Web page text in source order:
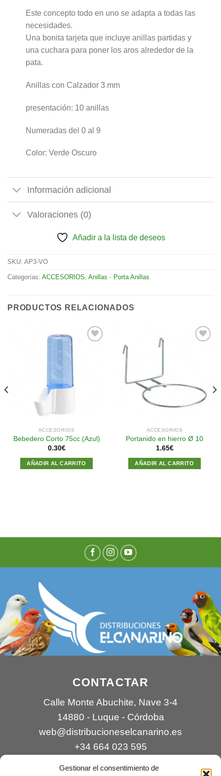
Gestionar el consentimiento de
Este concepto todo en uno se adapta a todas las
necesidades.
Una bonita tarjeta que incluye anillas partidas y
una cuchara para poner los aros alrededor de la
pata.
Anillas con Calzador 3 mm
presentación: 10 anillas
Numeradas del 0 al 9
Color: Verde Oscuro
Información adicional
Valoraciones (0)
Añadir a la lista de deseos
SKU: AP3-VO
Categorías: ACCESORIOS, Anillas · Porta Anillas
PRODUCTOS RELACIONADOS
ACCESORIOS
Bebedero Corto 75cc (Azul)
0.30€
AÑADIR AL CARRITO
deseos
ACCESORIOS
Portanido en hierro Ø 10
1.65€
AÑADIR AL CARRITO
CONTACTAR
Calle Monte Abuchite, Nave 3-4
14880 - Luque - Córdoba
web@distribucioneselcanarino.es
+34 664 023 595